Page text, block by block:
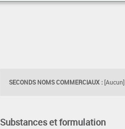
SECONDS NOMS COMMERCIAUX : [Aucun]
Substances et formulation